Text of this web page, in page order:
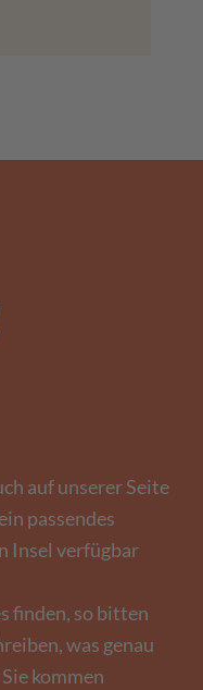
auf unserer Seite
passendes
Insel verfügbar
finden, so bitten
was genau
kommen